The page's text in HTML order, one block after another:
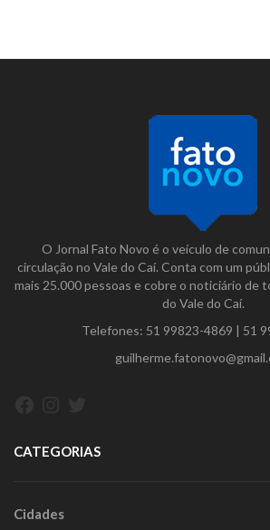
O Jornal Fato Novo é o veículo de
circulação no Vale do Caí. Conta com um
mais 25.000 pessoas e cobre o noticiário de
do Vale do Caí.
Telefones: 51 99823-4869 | 51
CATEGORIAS
Cidades